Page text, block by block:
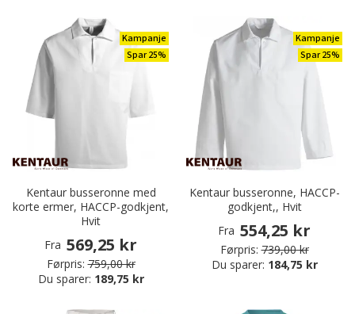
Kampanje
Spar 25%
Kentaur busseronne med
korte ermer, HACCP-godkjent,
Hvit
Fra 569,25 kr
Førpris: 759,00 kr
Du sparer: 189,75 kr
Kampanje
Spar 25%
Kentaur busseronne, HACCP-
godkjent,, Hvit
Fra 554,25 kr
Førpris: 739,00 kr
Du sparer: 184,75 kr